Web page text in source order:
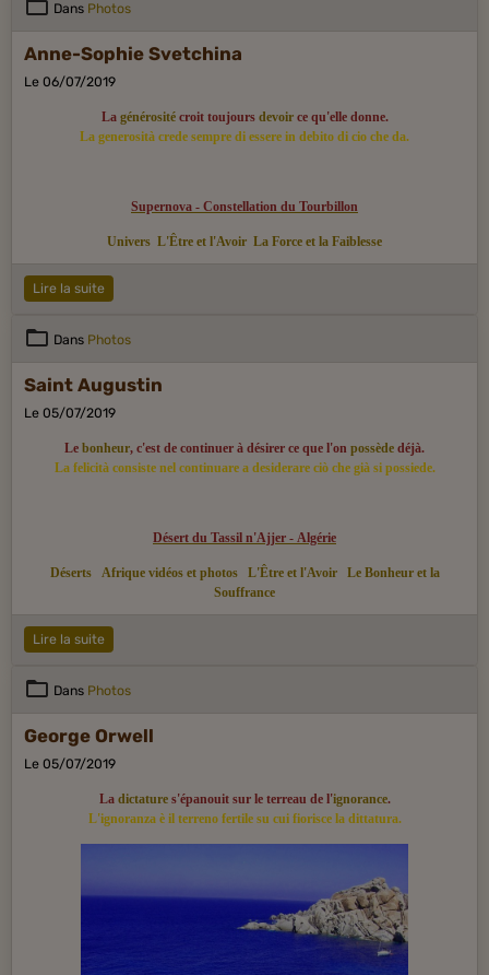
Dans Photos
Anne-Sophie Svetchina
Le 06/07/2019
La générositécroit toujours devoirce qu'elle donne.
La generosità crede sempre di essere in debito di cio che da.
Supernova - Constellation du Tourbillon
Univers L'Être et l'Avoir La Force et la Faiblesse
Lire la suite
Dans Photos
Saint Augustin
Le 05/07/2019
Le bonheur, c'est de continuer à désirer ce que l'on possède déjà.
La felicità consiste nel continuare a desiderare ciò che già si possiede.
Désert du Tassil n'Ajjer - Algérie
Déserts Afrique vidéos et photos L'Être et l'Avoir
Le Bonheur et la
Souffrance
Lire la suite
Dans Photos
George Orwell
Le 05/07/2019
La dictatures'épanouit sur le terreau de l'ignorance.
L'ignoranza è il terreno fertile su cui fiorisce la dittatura.